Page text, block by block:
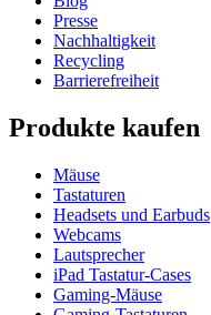
Presse
Nachhaltigkeit
Recycling
Barrierefreiheit
Produkte kaufen
Mäuse
Tastaturen
Headsets und Earbuds
Webcams
Lautsprecher
iPad Tastatur-Cases
Gaming-Mäuse